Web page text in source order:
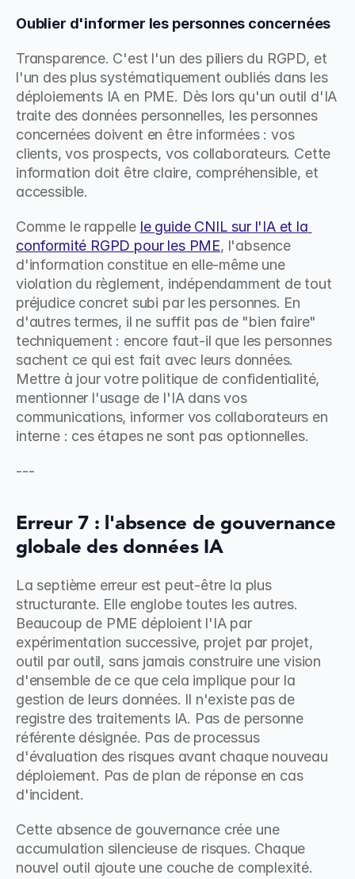
Oublier d'informer les personnes concernées
Transparence. C'est l'un des piliers du RGPD, et
l'un des plus systématiquement oubliés dans les
déploiements IA en PME. Dès lors qu'un outil d'IA
traite des données personnelles, les personnes
concernées doivent en être informées : vos
clients, vos prospects, vos collaborateurs. Cette
information doit être claire, compréhensible, et
accessible.
Comme le rappelle le guide CNIL sur l'IA et la
conformité RGPD pour les PME, l'absence
d'information constitue en elle-même une
violation du règlement, indépendamment de tout
préjudice concret subi par les personnes. En
d'autres termes, il ne suffit pas de "bien faire"
techniquement : encore faut-il que les personnes
sachent ce qui est fait avec leurs données.
Mettre à jour votre politique de confidentialité,
mentionner l'usage de l'IA dans vos
communications, informer vos collaborateurs en
interne : ces étapes ne sont pas optionnelles.
---
Erreur 7 : l'absence de gouvernance
globale des données IA
La septième erreur est peut-être la plus
structurante. Elle englobe toutes les autres.
Beaucoup de PME déploient l'IA par
expérimentation successive, projet par projet,
outil par outil, sans jamais construire une vision
d'ensemble de ce que cela implique pour la
gestion de leurs données. Il n'existe pas de
registre des traitements IA. Pas de personne
référente désignée. Pas de processus
d'évaluation des risques avant chaque nouveau
déploiement. Pas de plan de réponse en cas
d'incident.
Cette absence de gouvernance crée une
accumulation silencieuse de risques. Chaque
nouvel outil ajoute une couche de complexité.